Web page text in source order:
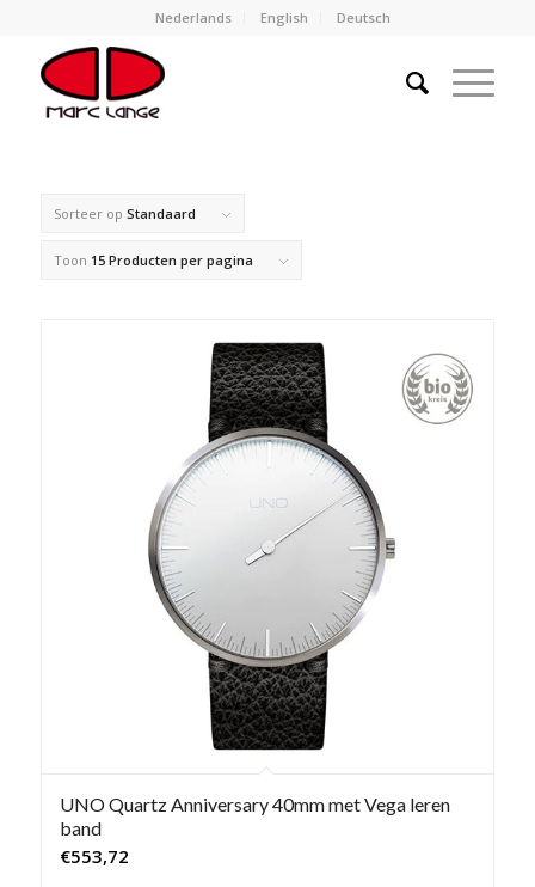
Nederlands English Deutsch
Sorteer op Standaard
Toon 15 Producten per pagina
UNO Quartz Anniversary 40mm met Vega leren
band
€553,72